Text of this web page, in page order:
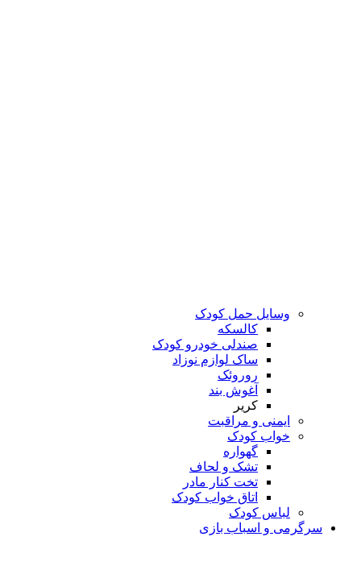
وسایل حمل کودک
کالسکه
صندلی خودرو کودک
ساک لوازم نوزاد
روروئک
آغوش بند
کریر
ایمنی و مراقبت
خواب کودک
گهواره
تشک و لحاف
تخت کنار مادر
اتاق خواب کودک
لباس کودک
سرگرمی و اسباب بازی